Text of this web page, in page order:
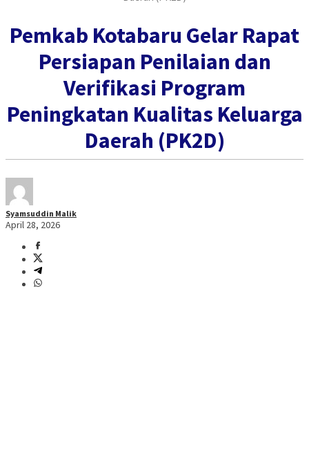
‎Pemkab Kotabaru Gelar Rapat
Persiapan Penilaian dan
Verifikasi Program
Peningkatan Kualitas Keluarga
Daerah (PK2D)
Syamsuddin Malik
April 28, 2026